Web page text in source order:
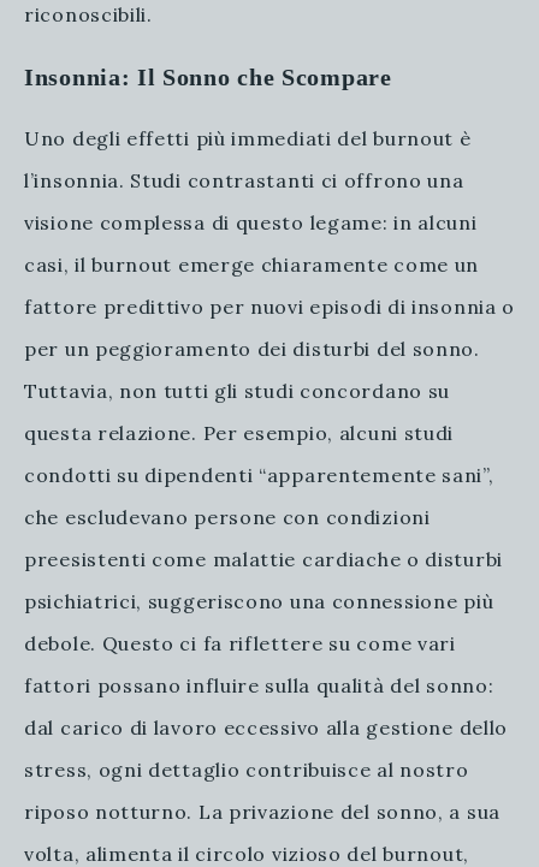
riconoscibili.
Insonnia: Il Sonno che Scompare
Uno degli effetti più immediati del burnout è
l’insonnia. Studi contrastanti ci offrono una
visione complessa di questo legame: in alcuni
casi, il burnout emerge chiaramente come un
fattore predittivo per nuovi episodi di insonnia o
per un peggioramento dei disturbi del sonno.
Tuttavia, non tutti gli studi concordano su
questa relazione. Per esempio, alcuni studi
condotti su dipendenti “apparentemente sani”,
che escludevano persone con condizioni
preesistenti come malattie cardiache o disturbi
psichiatrici, suggeriscono una connessione più
debole. Questo ci fa riflettere su come vari
fattori possano influire sulla qualità del sonno:
dal carico di lavoro eccessivo alla gestione dello
stress, ogni dettaglio contribuisce al nostro
riposo notturno. La privazione del sonno, a sua
volta, alimenta il circolo vizioso del burnout,